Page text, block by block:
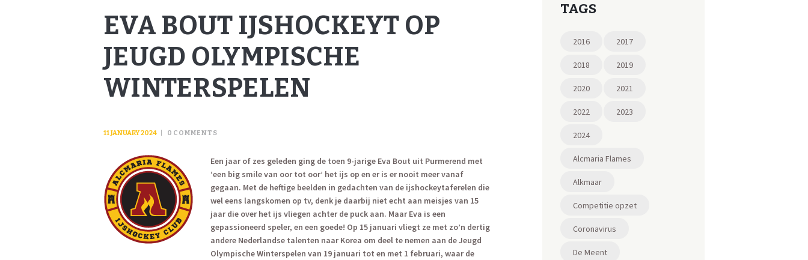
EVA BOUT IJSHOCKEYT OP
JEUGD OLYMPISCHE
WINTERSPELEN
11 JANUARY 2024 0 COMMENTS
Een jaar of zes geleden ging de toen 9-jarige Eva Bout uit Purmerend met
‘een big smile van oor tot oor’ het ijs op en er is er nooit meer vanaf
gegaan. Met de heftige beelden in gedachten van de ijshockeytaferelen die
wel eens langskomen op tv, denk je daarbij niet echt aan meisjes van 15
jaar die over het ijs vliegen achter de puck aan. Maar Eva is een
gepassioneerd speler, en een goede! Op 15 januari vliegt ze met zo’n dertig
andere Nederlandse talenten naar Korea om deel te nemen aan de Jeugd
Olympische Winterspelen van 19 januari tot en met 1 februari, waar de
TAGS
2016 2017
2018 2019
2020 2021
2022 2023
2024
Alcmaria Flames
Alkmaar
Competitie opzet
Coronavirus
De Meent